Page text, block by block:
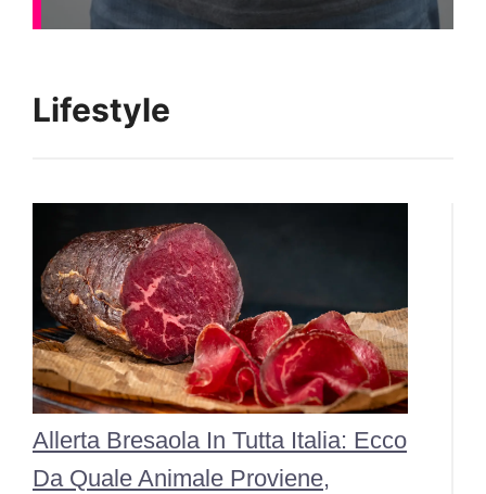
Lifestyle
Allerta Bresaola In Tutta Italia: Ecco
Da Quale Animale Proviene,